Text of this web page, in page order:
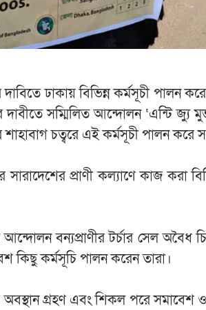
দাবিতে ঢাকায় বিভিন্ন কর্মসূচী পালন
সম্মিলিত আন্দোলন ‘এন্টি জ্যু
চত্বরে এই কর্মসূচী পালন করে
সারাদেশের প্রাণী কল্যাণে কাজ করা
বন্যপ্রাণীর টর্চার সেল অবৈধ
কিছু কর্মসূচি পালন করেন তারা।
গ্রহণ এবং শিকল পরে সমাবেশ ও